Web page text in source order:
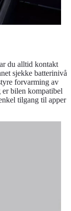
du alltid kontakt
sjekke batterinivå
forvarming av
bilen kompatibel
tilgang til apper